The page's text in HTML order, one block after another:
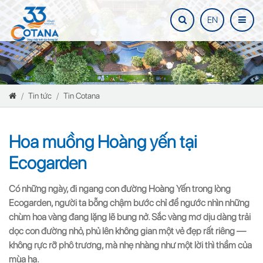
EN
Tin tức Tin Cotana
Hoa muồng Hoàng yến tại
Ecogarden
Có những ngày, đi ngang con đường Hoàng Yến trong lòng
Ecogarden, người ta bỗng chậm bước chỉ để ngước nhìn những
chùm hoa vàng đang lặng lẽ bung nở. Sắc vàng mơ dịu dàng trải
dọc con đường nhỏ, phủ lên không gian một vẻ đẹp rất riêng —
không rực rỡ phô trương, mà nhẹ nhàng như một lời thì thầm của
mùa hạ.